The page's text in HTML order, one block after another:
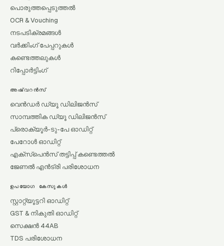
പൊരുത്തപ്പെടുത്തൽ
OCR & Vouching
നടപടിക്രമങ്ങൾ
വർക്കിംഗ് പേപ്പറുകൾ
കണ്ടെത്തലുകൾ
റിപ്പോർട്ടിംഗ്
അഷ്വറൻസ്
വെൻഡർ ഡ്യൂ ഡിലിജൻസ്
സാമ്പത്തിക ഡ്യൂ ഡിലിജൻസ്
പ്രൊക്യൂർ-ടു-പേ ഓഡിറ്റ്
പേറോൾ ഓഡിറ്റ്
എക്സ്പെൻസ് തട്ടിപ്പ് കണ്ടെത്തൽ
ജേണൽ എൻട്രി പരിശോധന
ഉപയോഗ കേസുകൾ
സ്റ്റാറ്റ്യൂട്ടറി ഓഡിറ്റ്
GST & നികുതി ഓഡിറ്റ്
സെക്ഷൻ 44AB
TDS പരിശോധന